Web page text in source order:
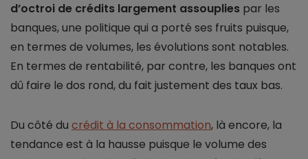
d’octroi de crédits largement assouplies par les
banques, une politique qui a porté ses fruits puisque,
en termes de volumes, les évolutions sont notables.
En termes de rentabilité, par contre, les banques ont
dû faire le dos rond, du fait justement des taux bas.
Du côté du crédit à la consommation, là encore, la
tendance est à la hausse puisque le volume des